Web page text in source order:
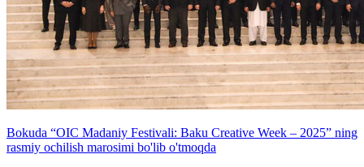
Bokuda “OIC Madaniy Festivali: Baku Creative Week – 2025” ning
rasmiy ochilish marosimi bo'lib o'tmoqda